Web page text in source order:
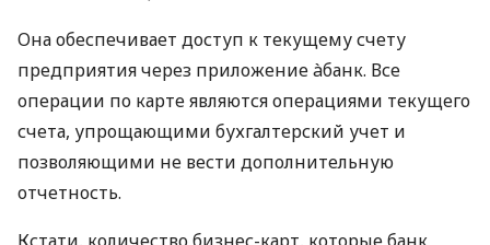
Она обеспечивает доступ к текущему счету
предприятия через приложение àбанк. Все
операции по карте являются операциями текущего
счета, упрощающими бухгалтерский учет и
позволяющими не вести дополнительную
отчетность.